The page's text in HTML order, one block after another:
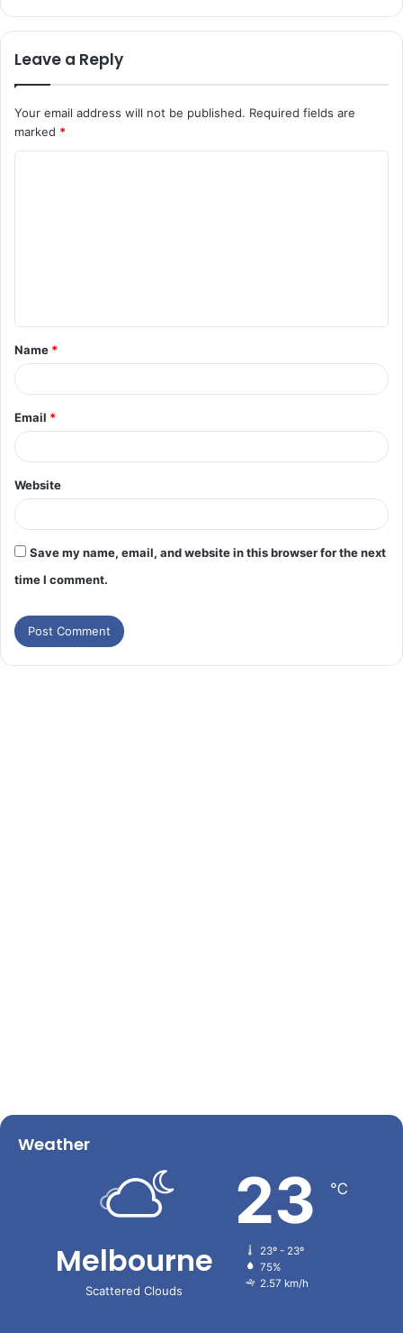
Leave a Reply
Your email address will not be published. Required fields are
marked *
Name *
Email *
Website
Save my name, email, and website in this browser for the next
time I comment.
Weather
Melbourne
Scattered Clouds
23 ℃
23º - 23º
75%
2.57 km/h